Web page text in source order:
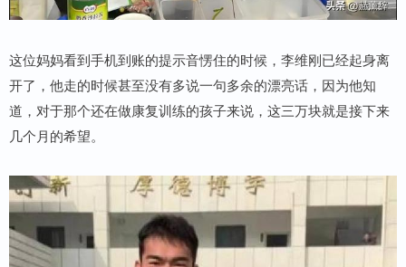
这位妈妈看到手机到账的提示音愣住的时候，李维刚已经起身离
开了，他走的时候甚至没有多说一句多余的漂亮话，因为他知
道，对于那个还在做康复训练的孩子来说，这三万块就是接下来
几个月的希望。